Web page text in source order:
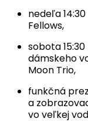
nedeľa
Fellows,
sobota
dámskeho
Moon Trio,
funkčná
a
vo veľkej